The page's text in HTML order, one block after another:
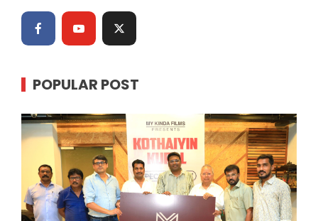
POPULAR POST